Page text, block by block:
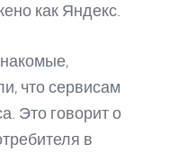
как Яндекс.
что сервисам
Это говорит о
в